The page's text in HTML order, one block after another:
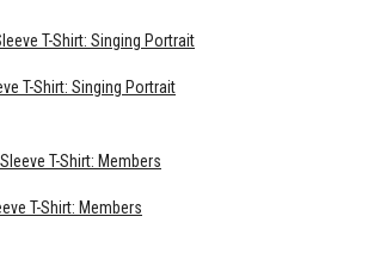
T-Shirt: Singing Portrait
T-Shirt: Members